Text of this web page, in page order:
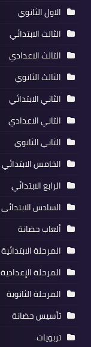
الاول الثانوي
الثالث الابتدائي
الثالث الاعدادي
الثالث الثانوي
الثاني الابتدائي
الثاني الاعدادي
الثاني الثانوي
الخامس الابتدائي
الرابع الابتدائي
السادس الابتدائي
ألعاب حضانة
المرحلة الابتدائية
المرحلة الإعدادية
المرحلة الثانوية
تأسيس حضانة
تربويات